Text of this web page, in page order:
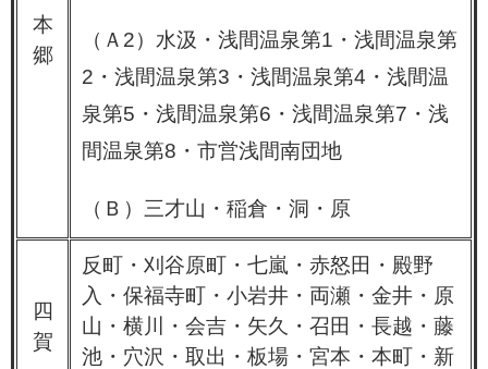
本
郷
（Ａ2）水汲・浅間温泉第1・浅間温泉第
2・浅間温泉第3・浅間温泉第4・浅間温
泉第5・浅間温泉第6・浅間温泉第7・浅
間温泉第8・市営浅間南団地
（Ｂ）三才山・稲倉・洞・原
四
賀
反町・刈谷原町・七嵐・赤怒田・殿野
入・保福寺町・小岩井・両瀬・金井・原
山・横川・会吉・矢久・召田・長越・藤
池・穴沢・取出・板場・宮本・本町・新